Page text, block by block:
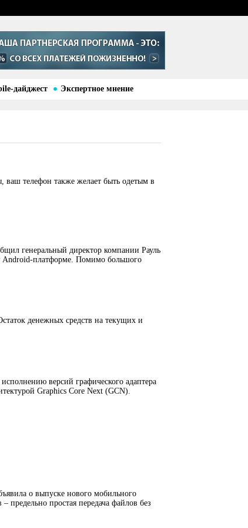
дайджест Экспертное мнение
телефон также желает быть одетым в
генеральный директор компании Рауль
платформе. Помимо большого
денежных средств на текущих и
версий графического адаптера
Graphics Core Next (GCN).
о выпуске нового мобильного
простая передача файлов без